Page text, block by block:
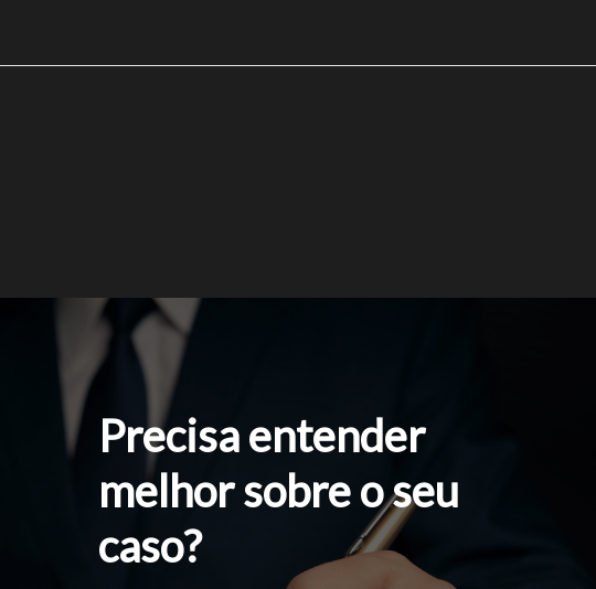
Precisa entender
melhor sobre o seu
caso?